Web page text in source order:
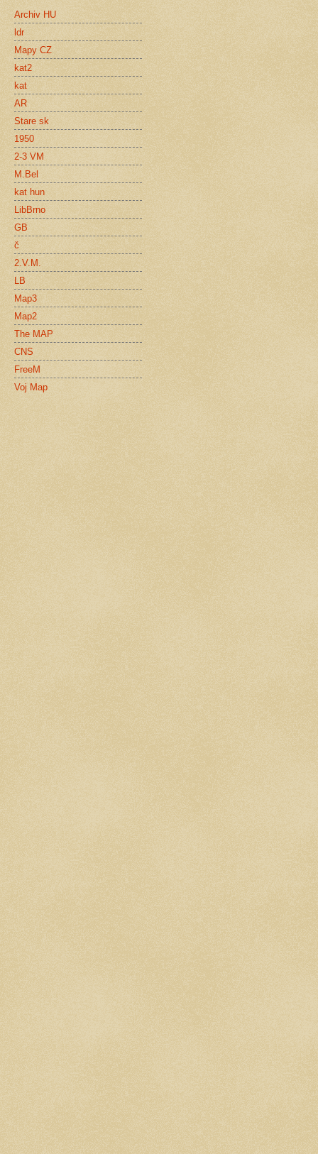
Archiv HU
ldr
Mapy CZ
kat2
kat
AR
Stare sk
1950
2-3 VM
M.Bel
kat hun
LibBrno
GB
č
2.V.M.
LB
Map3
Map2
The MAP
CNS
FreeM
Voj Map